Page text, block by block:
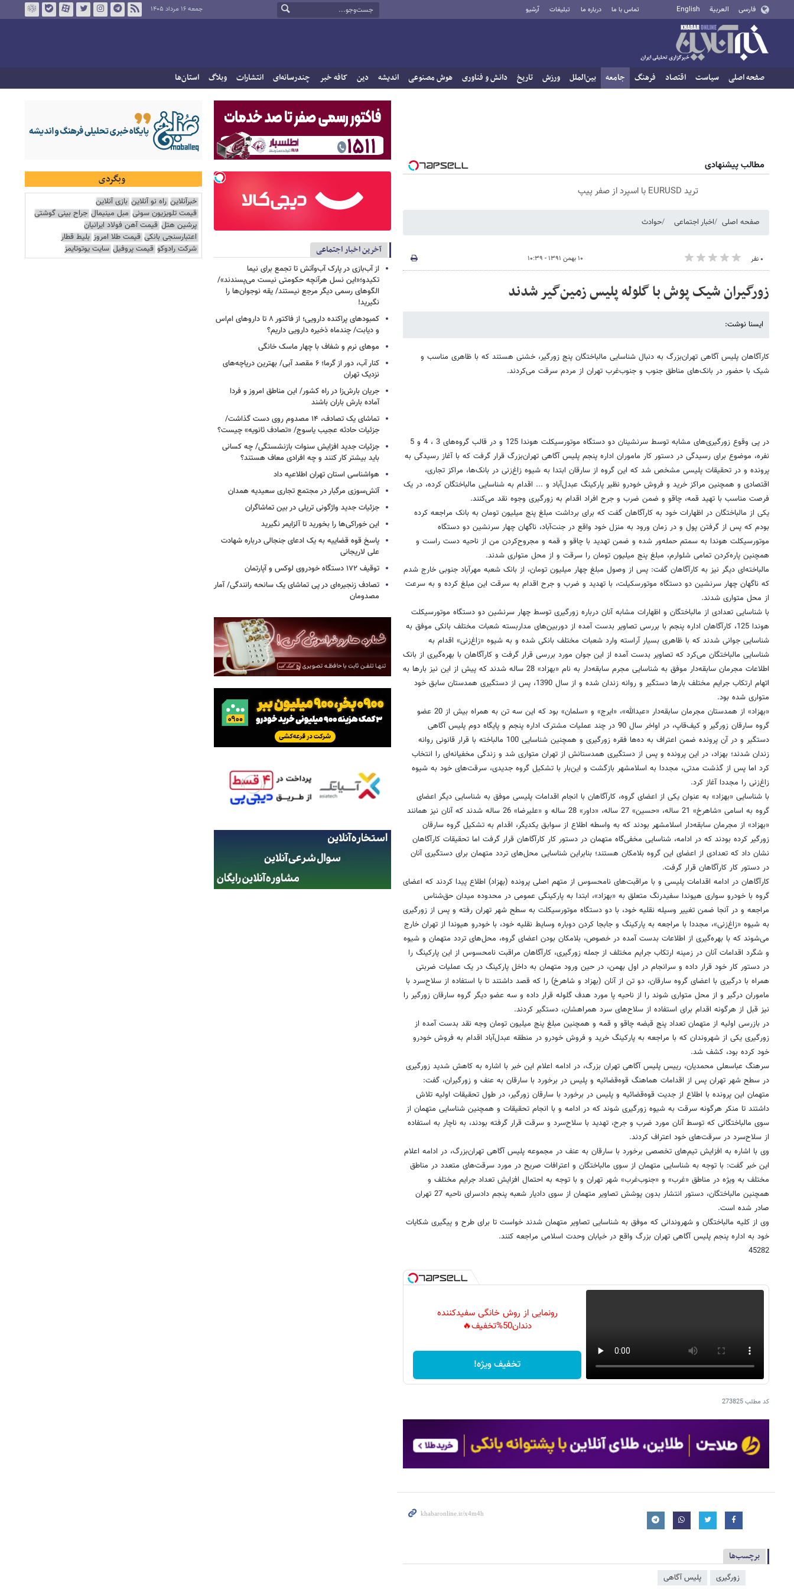
فارسی العربية English تماس با ما درباره ما تبلیغات آرشیو جمعه ۱۶ مرداد ۱۴۰۵
صفحه اصلی سیاست اقتصاد فرهنگ جامعه بین‌الملل ورزش تاریخ دانش و فناوری هوش مصنوعی اندیشه دین کافه خبر چندرسانه‌ای انتشارات وبلاگ استان‌ها
مطالب پیشنهادی
ترید EURUSD با اسپرد از صفر پیپ
صفحه اصلی اخبار اجتماعی حوادث
۰ نفر ۱۰ بهمن ۱۳۹۱ - ۱۰:۳۹
زورگیران شیک پوش با گلوله پلیس زمین‌گیر شدند
ایسنا نوشت:
کارآگاهان پلیس آگاهی تهران‌بزرگ به دنبال شناسایی مالباختگان پنج زورگیر، خشنی هستند که با ظاهری مناسب و
شیک با حضور در بانک‌های مناطق جنوب و جنوب‌غرب تهران از مردم سرقت می‌کردند.
در پی وقوع زورگیری‌های مشابه توسط سرنشینان دو دستگاه موتورسیکلت هوندا 125 و در قالب گروه‌های 3 ، 4 و 5
نفره، موضوع برای رسیدگی در دستور کار ماموران اداره پنجم پلیس آگاهی تهران‌بزرگ قرار گرفت که با آغاز رسیدگی به
پرونده و در تحقیقات پلیسی مشخص شد که این گروه از سارقان ابتدا به شیوه زاغ‌زنی در بانک‌ها، مراکز تجاری،
اقتصادی و همچنین مراکز خرید و فروش خودرو نظیر پارکینگ عبدل‌آباد و ... اقدام به شناسایی مالباختگان کرده، در یک
فرصت مناسب با تهید قمه، چاقو و ضمن ضرب و جرح افراد اقدام به زورگیری وجوه نقد می‌کنند.
یکی از مالباختگان در اظهارات خود به کارآگاهان گفت که برای برداشت مبلغ پنج میلیون تومان به بانک مراجعه کرده
بودم که پس از گرفتن پول و در زمان ورود به منزل خود واقع در جنت‌آباد، ناگهان چهار سرنشین دو دستگاه
موتورسیکلت هوندا به سمتم حمله‌ور شده و ضمن تهدید با چاقو و قمه و مجروح‌کردن من از ناحیه دست راست و
همچنین پاره‌کردن تمامی شلوارم، مبلغ پنج میلیون تومان را سرقت و از محل متواری شدند.
مالباخته‌ای دیگر نیز به کارآگاهان گفت: پس از وصول مبلغ چهار میلیون تومان، از بانک شعبه مهرآباد جنوبی خارج شدم
که ناگهان چهار سرنشین دو دستگاه موتورسکیلت، با تهدید و ضرب و جرح اقدام به سرقت این مبلغ کرده و به سرعت
از محل متواری شدند.
با شناسایی تعدادی از مالباختگان و اظهارات مشابه آنان درباره زورگیری توسط چهار سرنشین دو دستگاه موتورسیکلت
هوندا 125، کارآگاهان اداره پنجم با بررسی تصاویر بدست آمده از دوربین‌های مداربسته شعبات مختلف بانکی موفق به
شناسایی جوانی شدند که با ظاهری بسیار آراسته وارد شعبات مختلف بانکی شده و به شیوه «زاغ‌زنی» اقدام به
شناسایی مالباختگان می‌کرد که تصاویر بدست آمده از این جوان مورد بررسی قرار گرفت و کارآگاهان با بهره‌گیری از بانک
اطلاعات مجرمان سابقه‌دار موفق به شناسایی مجرم سابقه‌دار به نام «بهزاد» 28 ساله شدند که پیش از این نیز بارها به
اتهام ارتکاب جرایم مختلف بارها دستگیر و روانه زندان شده و از سال 1390، پس از دستگیری همدستان سابق خود
متواری شده بود.
«بهزاد» از همدستان مجرمان سابقه‌دار «عبدالله»، «ایرج» و «سلمان» بود که این سه تن به همراه بیش از 20 عضو
گروه سارقان زورگیر و کیف‌قاپ، در اواخر سال 90 در چند عملیات مشترک اداره پنجم و پایگاه دوم پلیس آگاهی
دستگیر و در آن پرونده ضمن اعتراف به ده‌ها فقره زورگیری و همچنین شناسایی 100 مالباخته با قرار قانونی روانه
زندان شدند؛ بهزاد، در این پرونده و پس از دستگیری همدستانش از تهران متواری شد و زندگی مخفیانه‌ای را انتخاب
کرد اما پس از گذشت مدتی، مجددا به اسلامشهر بازگشت و این‌بار با تشکیل گروه جدیدی، سرقت‌های خود به شیوه
زاغ‌زنی را مجددا آغاز کرد.
با شناسایی «بهزاد» به عنوان یکی از اعضای گروه، کارآگاهان با انجام اقدامات پلیسی موفق به شناسایی دیگر اعضای
گروه به اسامی «شاهرخ» 21 ساله، «حسین» 27 ساله، «داور» 28 ساله و «علیرضا» 26 ساله شدند که آنان نیز همانند
«بهزاد» از مجرمان سابقه‌دار اسلامشهر بودند که به واسطه اطلاع از سوابق یکدیگر، اقدام به تشکیل گروه سارقان
زورگیر کرده بودند که در ادامه، شناسایی مخفی‌گاه متهمان در دستور کار کارآگاهان قرار گرفت اما تحقیقات کارآگاهان
نشان داد که تعدادی از اعضای این گروه بلامکان هستند؛ بنابراین شناسایی محل‌های تردد متهمان برای دستگیری آنان
در دستور کار کارآگاهان قرار گرفت.
کارآگاهان در ادامه اقدامات پلیسی و با مراقبت‌های نامحسوس از متهم اصلی پرونده (بهزاد) اطلاع پیدا کردند که اعضای
گروه با خودرو سواری هیوندا سفیدرنگ متعلق به «بهزاد»، ابتدا به پارکینگی عمومی در محدوده میدان حق‌شناس
مراجعه و در آنجا ضمن تغییر وسیله نقلیه خود، با دو دستگاه موتورسیکلت به سطح شهر تهران رفته و پس از زورگیری
به شیوه «زاغ‌زنی»، مجددا با مراجعه به پارکینگ و جابجا کردن دوباره وسایط نقلیه خود، با خودرو هیوندا از تهران خارج
می‌شوند که با بهره‌گیری از اطلاعات بدست آمده در خصوص، بلامکان بودن اعضای گروه، محل‌های تردد متهمان و شیوه
و شگرد اقدامات آنان در زمینه ارتکاب جرایم مختلف از جمله زورگیری، کارآگاهان مراقبت نامحسوس از این پارکینگ را
در دستور کار خود قرار داده و سرانجام در اول بهمن، در حین ورود متهمان به داخل پارکینگ در یک عملیات ضربتی
همراه با درگیری با اعضای گروه سارقان، دو تن از آنان (بهزاد و شاهرخ) را که قصد داشتند تا با استفاده از سلاح‌سرد با
ماموران درگیر و از محل متواری شوند را از ناحیه پا مورد هدف گلوله قرار داده و سه عضو دیگر گروه سارقان زورگیر را
نیز قبل از هرگونه اقدام برای استفاده از سلاح‌های سرد همراهشان، دستگیر کردند.
در بازرسی اولیه از متهمان تعداد پنج قبضه چاقو و قمه و همچنین مبلغ پنج میلیون تومان وجه نقد بدست آمده از
زورگیری یکی از شهروندان که با مراجعه به پارکینگ خرید و فروش خودرو در منطقه عبدل‌آباد اقدام به فروش خودرو
خود کرده بود، کشف شد.
سرهنگ عباسعلی محمدیان، رییس پلیس آگاهی تهران بزرگ، در ادامه اعلام این خبر با اشاره به کاهش شدید زورگیری
در سطح شهر تهران پس از اقدامات هماهنگ قوه‌قضائیه و پلیس در برخورد با سارقان به عنف و زورگیران، گفت:
متهمان این پرونده با اطلاع از جدیت قوه‌قضائیه و پلیس در برخورد با سارقان زورگیر، در طول تحقیقات اولیه تلاش
داشتند تا منکر هرگونه سرقت به شیوه زورگیری شوند که در ادامه و با انجام تحقیقات و همچنین شناسایی متهمان از
سوی مالباختگانی که توسط آنان مورد ضرب و جرح، تهدید با سلاح‌سرد و سرقت قرار گرفته بودند، به ناچار به استفاده
از سلاح‌سرد در سرقت‌های خود اعتراف کردند.
وی با اشاره به افزایش تیم‌های تخصصی برخورد با سارقان به عنف در مجموعه پلیس آگاهی تهران‌بزرگ، در ادامه اعلام
این خبر گفت: با توجه به شناسایی متهمان از سوی مالباختگان و اعترافات صریح در مورد سرقت‌های متعدد در مناطق
مختلف به ویژه در مناطق «غرب» و «جنوب‌غرب» شهر تهران و با توجه به احتمال افزایش تعداد جرایم مختلف و
همچنین مالباختگان، دستور انتشار بدون پوشش تصاویر متهمان از سوی دادیار شعبه پنجم دادسرای ناحیه 27 تهران
صادر شده است.
وی از کلیه مالباختگان و شهروندانی که موفق به شناسایی تصاویر متهمان شدند خواست تا برای طرح و پیگیری شکایات
خود به اداره پنجم پلیس آگاهی تهران بزرگ واقع در خیابان وحدت اسلامی مراجعه کنند.
45282
رونمایی از روش خانگی سفیدکننده
دندان50%تخفیف🔥
تخفیف ویژه!
کد مطلب273825
برچسب‌ها
زورگیری پلیس آگاهی
آخرین اخبار اجتماعی
از آب‌بازی در پارک آب‌وآتش تا تجمع برای نیما
تکیدو؛«این نسل هرآنچه حکومتی نیست می‌پسندند»/
الگوهای رسمی دیگر مرجع نیستند/ یقه نوجوان‌ها را
نگیرید!
کمبودهای پراکنده دارویی؛ از فاکتور ۸ تا داروهای ام‌اس
و دیابت/ چندماه ذخیره دارویی داریم؟
موهای نرم و شفاف با چهار ماسک خانگی
کنار آب، دور از گرما؛ ۶ مقصد آبی/ بهترین دریاچه‌های
نزدیک تهران
جریان بارش‌زا در راه کشور/ این مناطق امروز و فردا
آماده بارش باران باشند
تماشای یک تصادف، ۱۴ مصدوم روی دست گذاشت/
جزئیات حادثه عجیب یاسوج/ «تصادف ثانویه» چیست؟
جزئیات جدید افزایش سنوات بازنشستگی/ چه کسانی
باید بیشتر کار کنند و چه افرادی معاف هستند؟
هواشناسی استان تهران اطلاعیه داد
آتش‌سوزی مرگبار در مجتمع تجاری سعیدیه همدان
جزئیات جدید واژگونی تریلی در بین تماشاگران
این خوراکی‌ها را بخورید تا آلزایمر نگیرید
پاسخ قوه قضاییه به یک ادعای جنجالی درباره شهادت
علی لاریجانی
توقیف ۱۷۲ دستگاه خودروی لوکس و آپارتمان
تصادف زنجیره‌ای در پی تماشای یک سانحه رانندگی/ آمار
مصدومان
وبگردی
خبرآنلاین راه نو آنلاین بازی آنلاین
قیمت تلویزیون سونی مبل مینیمال جراح بینی گوشتی
پرشین هتل قیمت آهن فولاد ایرانیان
اعتبارسنجی بانکی قیمت طلا امروز بلیط قطار
شرکت رادوکو قیمت پروفیل سایت یوتوتایمز